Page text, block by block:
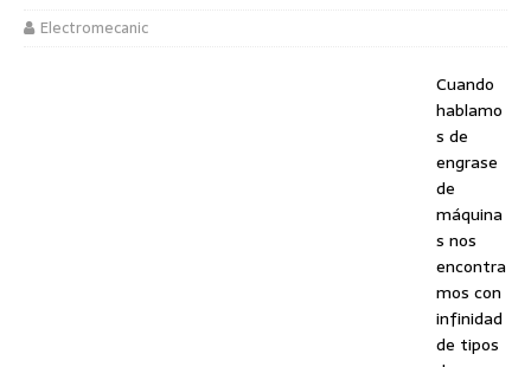
Electromecanic
Cuando
hablamo
s de
engrase
de
máquina
s nos
encontra
mos con
infinidad
de tipos